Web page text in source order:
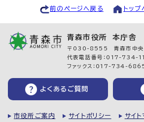
前のページへ戻る トッ
青森市役所 本庁舎
〒030-8555 青森市中央
代表電話番号：017-734-
ファックス：017-734-
よくあるご質問
市役所ご案内 サイトポリシー サイ